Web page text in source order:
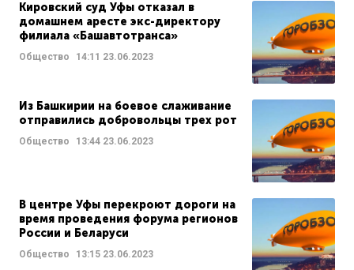
Кировский суд Уфы отказал в
домашнем аресте экс-директору
филиала «Башавтотранса»
Общество 14:11 23.06.2023
Из Башкирии на боевое слаживание
отправились добровольцы трех рот
Общество 13:44 23.06.2023
В центре Уфы перекроют дороги на
время проведения форума регионов
России и Беларуси
Общество 13:15 23.06.2023